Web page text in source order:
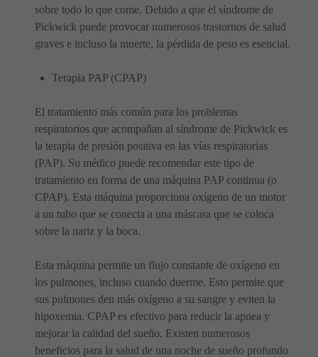
sobre todo lo que come. Debido a que el síndrome de
Pickwick puede provocar numerosos trastornos de salud
graves e incluso la muerte, la pérdida de peso es esencial.
Terapia PAP (CPAP)
El tratamiento más común para los problemas
respiratorios que acompañan al síndrome de Pickwick es
la terapia de presión positiva en las vías respiratorias
(PAP). Su médico puede recomendar este tipo de
tratamiento en forma de una máquina PAP continua (o
CPAP). Esta máquina proporciona oxígeno de un motor
a un tubo que se conecta a una máscara que se coloca
sobre la nariz y la boca.
Esta máquina permite un flujo constante de oxígeno en
los pulmones, incluso cuando duerme. Esto permite que
sus pulmones den más oxígeno a su sangre y eviten la
hipoxemia. CPAP es efectivo para reducir la apnea y
mejorar la calidad del sueño. Existen numerosos
beneficios para la salud de una noche de sueño profundo